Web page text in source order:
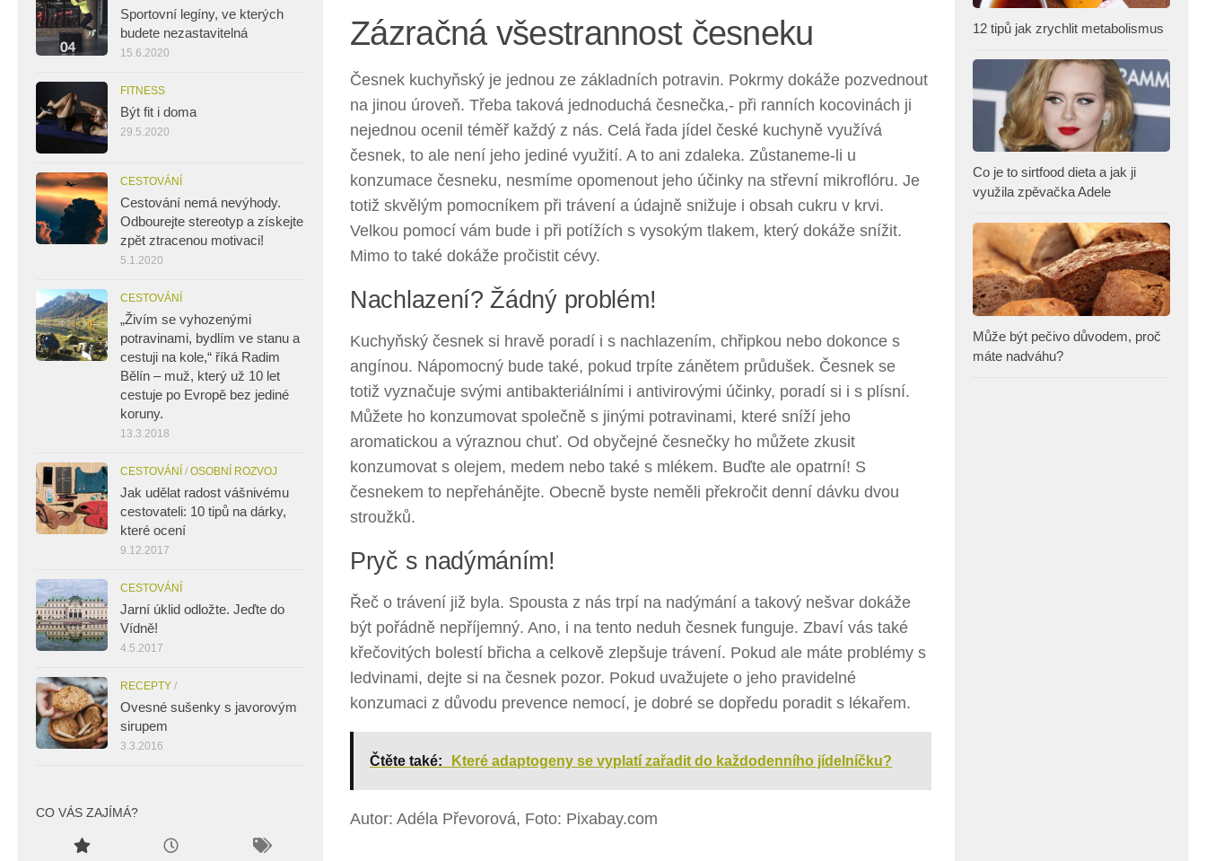
Zázračná všestrannost česneku
Česnek kuchyňský je jednou ze základních potravin. Pokrmy dokáže pozvednout
na jinou úroveň. Třeba taková jednoduchá česnečka,- při ranních kocovinách ji
nejednou ocenil téměř každý z nás. Celá řada jídel české kuchyně využívá
česnek, to ale není jeho jediné využití. A to ani zdaleka. Zůstaneme-li u
konzumace česneku, nesmíme opomenout jeho účinky na střevní mikroflóru. Je
totiž skvělým pomocníkem při trávení a údajně snižuje i obsah cukru v krvi.
Velkou pomocí vám bude i při potížích s vysokým tlakem, který dokáže snížit.
Mimo to také dokáže pročistit cévy.
Nachlazení? Žádný problém!
Kuchyňský česnek si hravě poradí i s nachlazením, chřipkou nebo dokonce s
angínou. Nápomocný bude také, pokud trpíte zánětem průdušek. Česnek se
totiž vyznačuje svými antibakteriálními i antivirovými účinky, poradí si i s plísní.
Můžete ho konzumovat společně s jinými potravinami, které sníží jeho
aromatickou a výraznou chuť. Od obyčejné česnečky ho můžete zkusit
konzumovat s olejem, medem nebo také s mlékem. Buďte ale opatrní! S
česnekem to nepřehánějte. Obecně byste neměli překročit denní dávku dvou
stroužků.
Pryč s nadýmáním!
Řeč o trávení již byla. Spousta z nás trpí na nadýmání a takový nešvar dokáže
být pořádně nepříjemný. Ano, i na tento neduh česnek funguje. Zbaví vás také
křečovitých bolestí břicha a celkově zlepšuje trávení. Pokud ale máte problémy s
ledvinami, dejte si na česnek pozor. Pokud uvažujete o jeho pravidelné
konzumaci z důvodu prevence nemocí, je dobré se dopředu poradit s lékařem.
Čtěte také: Které adaptogeny se vyplatí zařadit do každodenního jídelníčku?
Autor: Adéla Převorová, Foto: Pixabay.com
Sportovní legíny, ve kterých
budete nezastavitelná
15.6.2020
FITNESS
Být fit i doma
29.5.2020
CESTOVÁNÍ
Cestování nemá nevýhody.
Odbourejte stereotyp a získejte
zpět ztracenou motivaci!
5.1.2020
CESTOVÁNÍ
„Živím se vyhozenými
potravinami, bydlím ve stanu a
cestuji na kole,“ říká Radim
Bělín – muž, který už 10 let
cestuje po Evropě bez jediné
koruny.
13.3.2018
CESTOVÁNÍ / OSOBNÍ ROZVOJ
Jak udělat radost vášnivému
cestovateli: 10 tipů na dárky,
které ocení
9.12.2017
CESTOVÁNÍ
Jarní úklid odložte. Jeďte do
Vídně!
4.5.2017
RECEPTY /
Ovesné sušenky s javorovým
sirupem
3.3.2016
CO VÁS ZAJÍMÁ?
12 tipů jak zrychlit metabolismus
Co je to sirtfood dieta a jak ji
využila zpěvačka Adele
Může být pečivo důvodem, proč
máte nadváhu?